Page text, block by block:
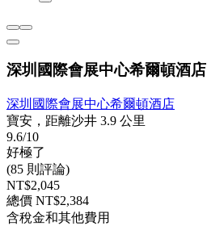
深圳國際會展中心希爾頓酒店
深圳國際會展中心希爾頓酒店
寶安，距離沙井 3.9 公里
9.6/10
好極了
(85 則評論)
NT$2,045
總價 NT$2,384
含稅金和其他費用